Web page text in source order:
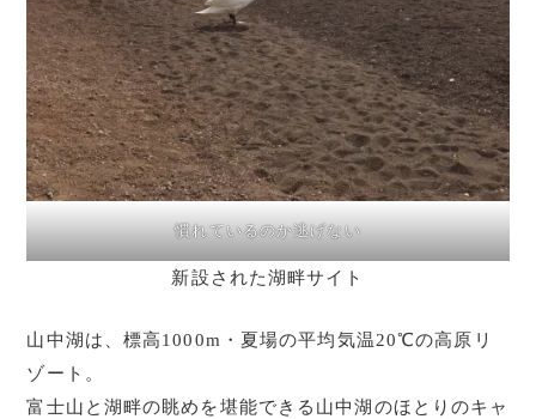
慣れているのか逃げない
新設された湖畔サイト
山中湖は、標高1000m・夏場の平均気温20℃の高原リ
ゾート。
富士山と湖畔の眺めを堪能できる山中湖のほとりのキャ